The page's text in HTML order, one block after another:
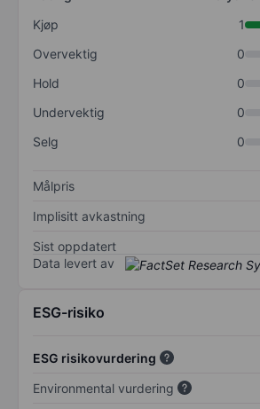
Kjøp
1
Overvektig
0
Hold
0
Undervektig
0
Selg
0
Målpris
Implisitt avkastning
Sist oppdatert
Data levert av
ESG-risiko
ESG risikovurdering
Environmental vurdering